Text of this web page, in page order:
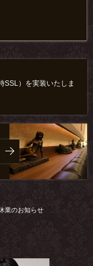
SSL）を実装いたしま
業のお知らせ